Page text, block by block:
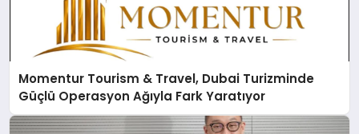
Momentur Tourism & Travel, Dubai Turizminde
Güçlü Operasyon Ağıyla Fark Yaratıyor